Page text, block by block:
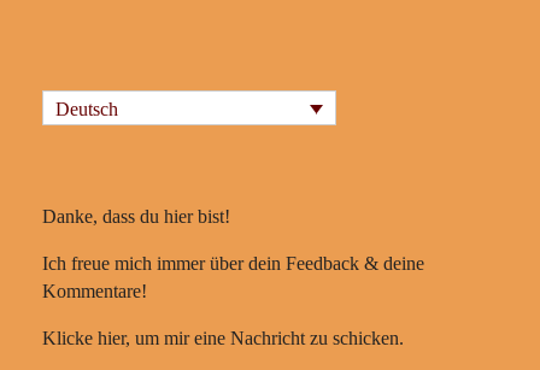
Deutsch
Danke, dass du hier bist!
Ich freue mich immer über dein Feedback & deine
Kommentare!
Klicke hier, um mir eine Nachricht zu schicken.